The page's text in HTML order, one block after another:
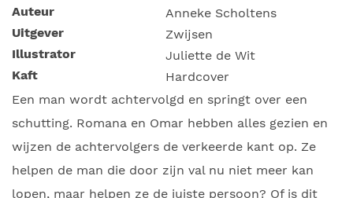
Auteur
Anneke Scholtens
Uitgever
Zwijsen
Illustrator
Juliette de Wit
Kaft
Hardcover
Een man wordt achtervolgd en springt over een
schutting. Romana en Omar hebben alles gezien en
wijzen de achtervolgers de verkeerde kant op. Ze
helpen de man die door zijn val nu niet meer kan
lopen, maar helpen ze de juiste persoon? Of is dit